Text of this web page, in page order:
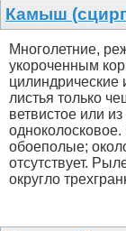
Камыш
Многолетние,
укороченным
цилиндрические
листья только
ветвистое или
обоеполые;
отсутствует.
округло